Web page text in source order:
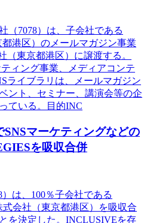
（7078）は、子会社である
港区）のメールマガジン事業
（東京都港区）に譲渡する。
ィング事業、メディアコンテ
ライブラリは、メールマガジン
ント、セミナー、講演会等の企
ている。目的INC
マーケティングなどの
を吸収合併
は、100％子会社である
会社（東京都港区）を吸収合
を決定した。INCLUSIVEを存